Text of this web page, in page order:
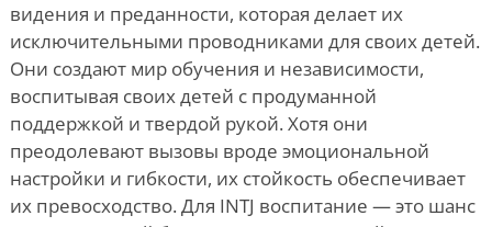
видения и преданности, которая делает их
исключительными проводниками для своих детей.
Они создают мир обучения и независимости,
воспитывая своих детей с продуманной
поддержкой и твердой рукой. Хотя они
преодолевают вызовы вроде эмоциональной
настройки и гибкости, их стойкость обеспечивает
их превосходство. Для INTJ воспитание — это шанс